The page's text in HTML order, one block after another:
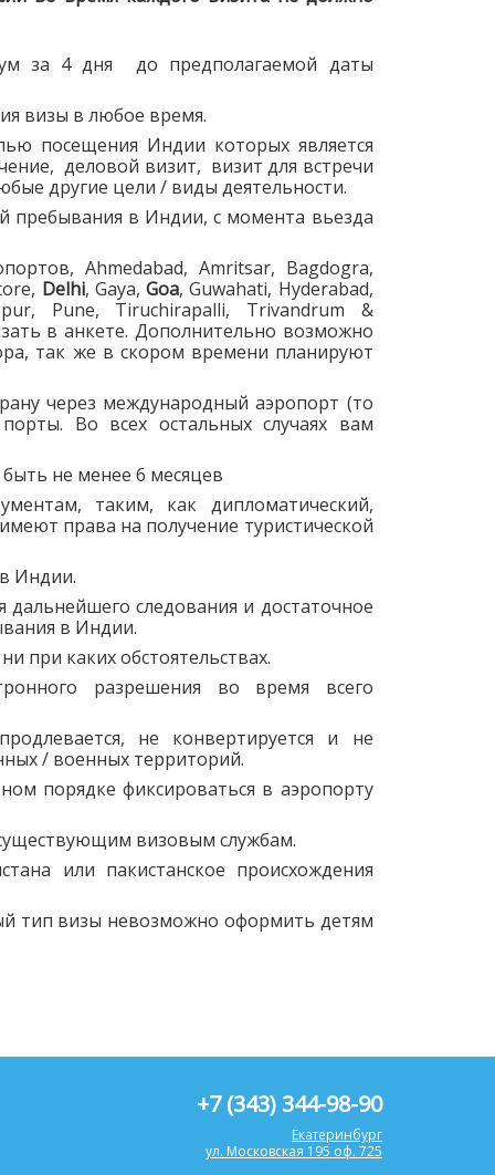
за 4 дня до предполагаемой даты
визы в любое время.
посещения Индии которых является
деловой визит, визит для встречи
другие цели / виды деятельности.
пребывания в Индии, с момента вьезда
Ahmedabad, Amritsar, Bagdogra,
Delhi, Gaya,Goa, Guwahati, Hyderabad,
Pune, Tiruchirapalli, Trivandrum &
в анкете. Дополнительно возможно
так же в скором времени планируют
через международный аэропорт (то
Во всех остальных случаях вам
не менее 6 месяцев
таким, как дипломатический,
права на получение туристической
Индии.
следования и достаточное
в Индии.
при каких обстоятельствах.
разрешения во время всего
не конвертируется и не
/ военных территорий.
порядке фиксироваться в аэропорту
визовым службам.
или пакистанское происхождения
тип визы невозможно оформить детям
+7 (343) 344-98-90
Екатеринбург
ул. Московская 195 оф. 725